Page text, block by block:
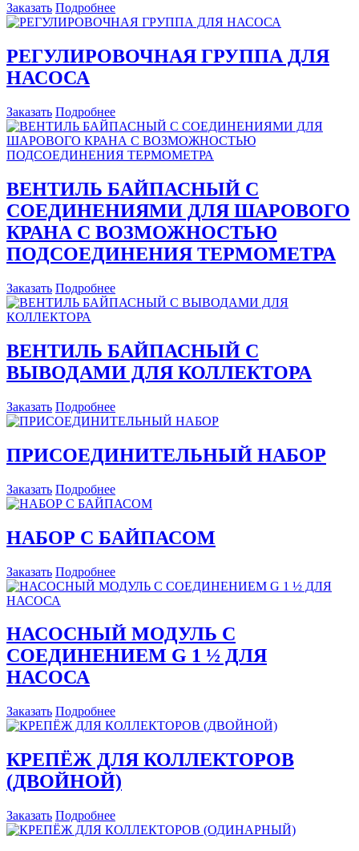
Заказать Подробнее
РЕГУЛИРОВОЧНАЯ ГРУППА ДЛЯ
НАСОСА
Заказать Подробнее
ВЕНТИЛЬ БАЙПАСНЫЙ С
СОЕДИНЕНИЯМИ ДЛЯ ШАРОВОГО
КРАНА С ВОЗМОЖНОСТЬЮ
ПОДСОЕДИНЕНИЯ ТЕРМОМЕТРА
Заказать Подробнее
ВЕНТИЛЬ БАЙПАСНЫЙ С
ВЫВОДАМИ ДЛЯ КОЛЛЕКТОРА
Заказать Подробнее
ПРИСОЕДИНИТЕЛЬНЫЙ НАБОР
Заказать Подробнее
НАБОР С БАЙПАСОМ
Заказать Подробнее
НАСОСНЫЙ МОДУЛЬ С
СОЕДИНЕНИЕМ G 1 ½ ДЛЯ
НАСОСА
Заказать Подробнее
КРЕПЁЖ ДЛЯ КОЛЛЕКТОРОВ
(ДВОЙНОЙ)
Заказать Подробнее